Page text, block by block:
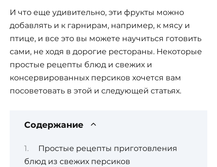
И что еще удивительно, эти фрукты можно
добавлять и к гарнирам, например, к мясу и
птице, и все это вы можете научиться готовить
сами, не ходя в дорогие рестораны. Некоторые
простые рецепты блюд и свежих и
консервированных персиков хочется вам
посоветовать в этой и следующей статьях.
Содержание
Простые рецепты приготовления
блюд из свежих персиков